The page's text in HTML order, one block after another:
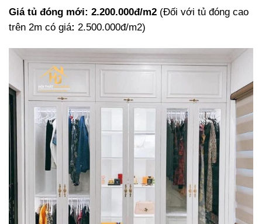
Giá tủ đóng mới: 2.200.000đ/m2 (Đối với tủ đóng cao
trên 2m có giá: 2.500.000đ/m2)